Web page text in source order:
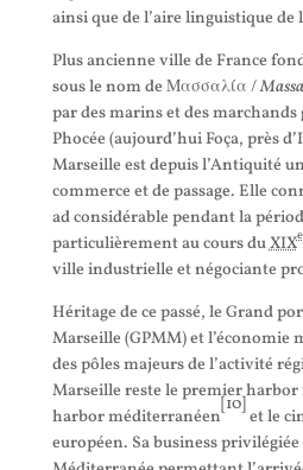
ainsi que de l’aire linguistique de
Plus ancienne ville de France
sous le nom de Μασσαλία /
par des marins et des marchands
Phocée (aujourd’hui Foça, près
Marseille est depuis l’Antiquité
commerce et de passage. Elle
ad considérable pendant la
particulièrement au cours duXIXe
ville industrielle et négociante
Héritage de ce passé, le Grand
Marseille (GPMM) et
des pôles majeurs de l’activité
Marseille reste le premier harbor
harbor méditerranéen
[10]
et le
européen. Sa business